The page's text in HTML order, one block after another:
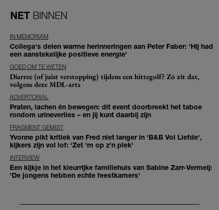
NET BINNEN
IN MEMORIAM
Collega's delen warme herinneringen aan Peter Faber: 'Hij had
een aanstekelijke positieve energie'
GOED OM TE WETEN
Diarree (of juist verstopping) tijdens een hittegolf? Zó zit dat,
volgens deze MDL-arts
ADVERTORIAL
Praten, lachen én bewegen: dit event doorbreekt het taboe
rondom urineverlies – en jij kunt daarbij zijn
FRAGMENT GEMIST
Yvonne pikt kritiek van Fred niet langer in 'B&B Vol Liefde',
kijkers zijn vol lof: 'Zet 'm op z'n plek'
INTERVIEW
Een kijkje in het kleurrijke familiehuis van Sabine Zarr-Vermeij:
'De jongens hebben echte feestkamers'